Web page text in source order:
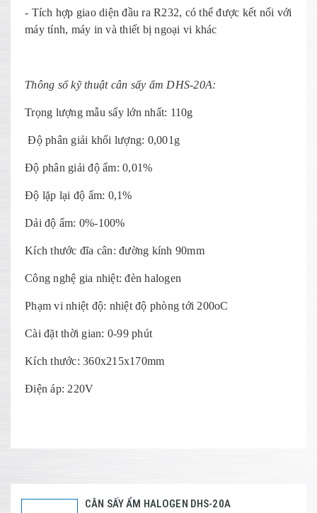
- Tích hợp giao diện đầu ra R232, có thể được kết nối với
máy tính, máy in và thiết bị ngoại vi khác
Thông số kỹ thuật cân sấy ẩm DHS-20A:
Trọng lượng mẫu sấy lớn nhất: 110g
Độ phân giải khối lượng: 0,001g
Độ phân giải độ ẩm: 0,01%
Độ lặp lại độ ẩm: 0,1%
Dải độ ẩm: 0%-100%
Kích thước đĩa cân: đường kính 90mm
Công nghệ gia nhiệt: đèn halogen
Phạm vi nhiệt độ: nhiệt độ phòng tới 200oC
Cài đặt thời gian: 0-99 phút
Kích thước: 360x215x170mm
Điện áp: 220V
CÂN SẤY ẨM HALOGEN DHS-20A